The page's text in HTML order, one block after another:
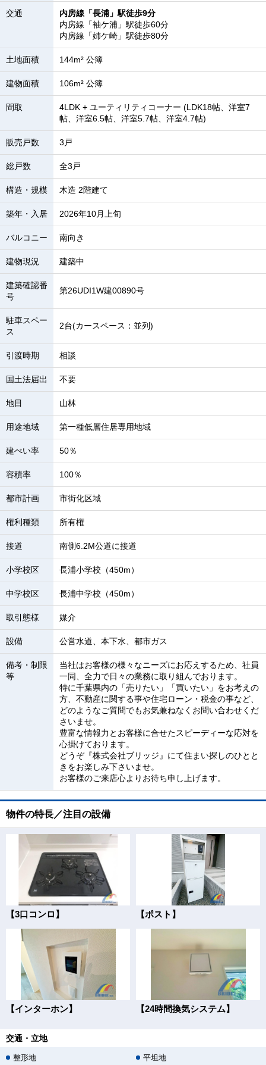
交通
内房線「長浦」駅徒歩9分
内房線「袖ケ浦」駅徒歩60分
内房線「姉ケ崎」駅徒歩80分
土地面積 144m² 公簿
建物面積 106m² 公簿
間取
4LDK + ユーティリティコーナー (LDK18帖、洋室7
帖、洋室6.5帖、洋室5.7帖、洋室4.7帖)
販売戸数 3戸
総戸数 全3戸
構造・規模 木造 2階建て
築年・入居 2026年10月上旬
バルコニー 南向き
建物現況 建築中
建築確認番
号
第26UDI1W建00890号
駐車スペー
ス
2台(カースペース：並列)
引渡時期 相談
国土法届出 不要
地目 山林
用途地域 第一種低層住居専用地域
建ぺい率 50％
容積率 100％
都市計画 市街化区域
権利種類 所有権
接道 南側6.2M公道に接道
小学校区 長浦小学校（450m）
中学校区 長浦中学校（450m）
取引態様 媒介
設備 公営水道、本下水、都市ガス
備考・制限
等
当社はお客様の様々なニーズにお応えするため、社員
一同、全力で日々の業務に取り組んでおります。
特に千葉県内の「売りたい」「買いたい」をお考えの
方、不動産に関する事や住宅ローン・税金の事など、
どのようなご質問でもお気兼ねなくお問い合わせくだ
さいませ。
豊富な情報力とお客様に合せたスピーディーな応対を
心掛けております。
どうぞ『株式会社ブリッジ』にて住まい探しのひとと
きをお楽しみ下さいませ。
お客様のご来店心よりお待ち申し上げます。
物件の特長／注目の設備
【3口コンロ】 【ポスト】
【インターホン】 【24時間換気システム】
交通・立地
整形地
平坦地